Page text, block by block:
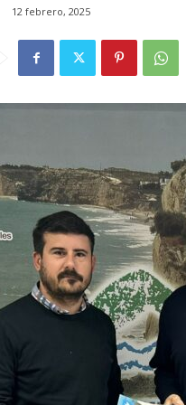
12 febrero, 2025